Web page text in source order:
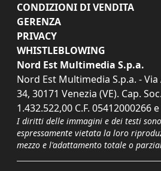
CONDIZIONI DI VENDITA
GERENZA
PRIVACY
WHISTLEBLOWING
Nord Est Multimedia S.p.a.
Nord Est Multimedia S.p.a. -
34, 30171 Venezia (VE). Cap.
1.432.522,00 C.F. 05412000266
I diritti delle immagini e dei testi
espressamente vietata la loro
mezzo e l'adattamento totale o